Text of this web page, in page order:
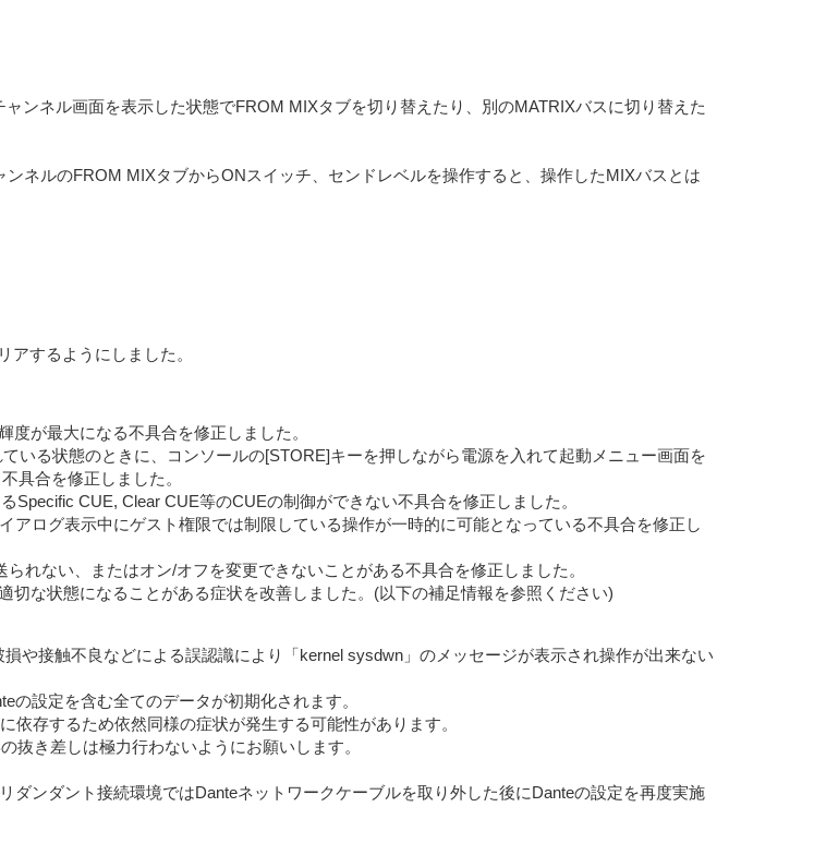
ンネル画面を表示した状態でFROM MIXタブを切り替えたり、別のMATRIXバスに切り替えた
ネルのFROM MIXタブからONスイッチ、センドレベルを操作すると、操作したMIXバスとは
するようにしました。
が最大になる不具合を修正しました。
いる状態のときに、コンソールの[STORE]キーを押しながら電源を入れて起動メニュー画面を
具合を修正しました。
CUE, Clear CUE等のCUEの制御ができない不具合を修正しました。
ログ表示中にゲスト権限では制限している操作が一時的に可能となっている不具合を修正し
れない、またはオン/オフを変更できないことがある不具合を修正しました。
な状態になることがある症状を改善しました。(以下の補足情報を参照ください)
や接触不良などによる誤認識により「kernel sysdwn」のメッセージが表示され操作が出来ない
設定を含む全てのデータが初期化されます。
存するため依然同様の症状が発生する可能性があります。
抜き差しは極力行わないようにお願いします。
ダンダント接続環境ではDanteネットワークケーブルを取り外した後にDanteの設定を再度実施